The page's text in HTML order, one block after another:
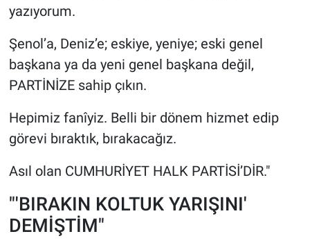
yazıyorum.
Şenol’a, Deniz’e; eskiye, yeniye; eski genel
başkana ya da yeni genel başkana değil,
PARTİNİZE sahip çıkın.
Hepimiz fanîyiz. Belli bir dönem hizmet edip
görevi bıraktık, bırakacağız.
Asıl olan CUMHURİYET HALK PARTİSİ’DİR."
"'BIRAKIN KOLTUK YARIŞINI'
DEMİŞTİM"